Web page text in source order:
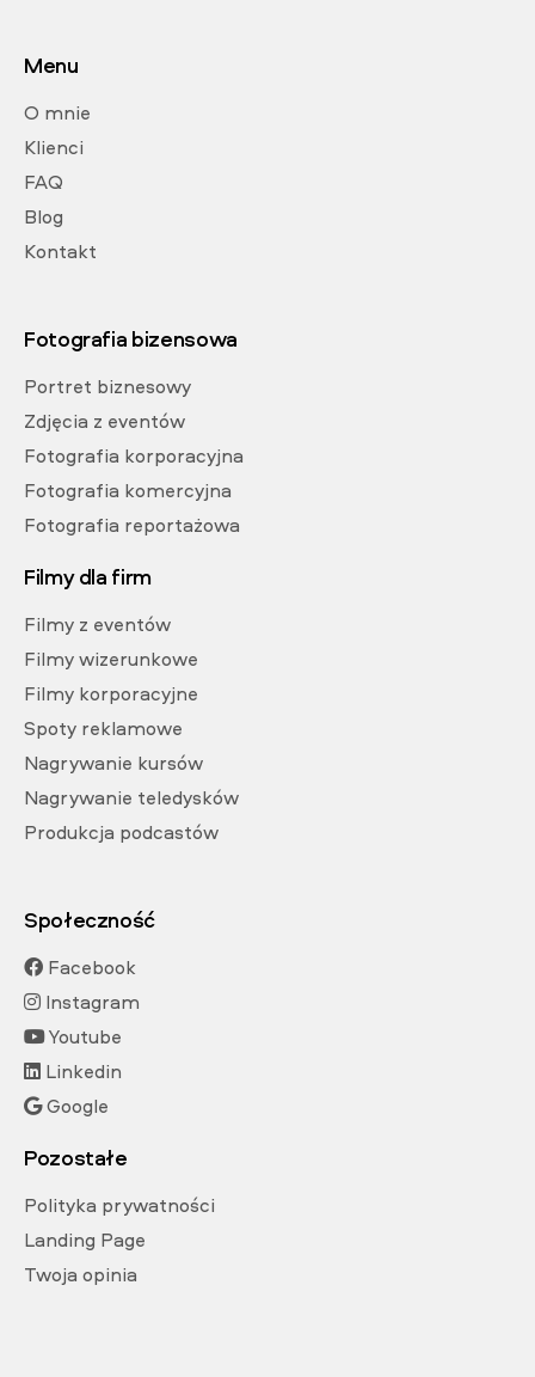
Menu
O mnie
Klienci
FAQ
Blog
Kontakt
Fotografia bizensowa
Portret biznesowy
Zdjęcia z eventów
Fotografia korporacyjna
Fotografia komercyjna
Fotografia reportażowa
Filmy dla firm
Filmy z eventów
Filmy wizerunkowe
Filmy korporacyjne
Spoty reklamowe
Nagrywanie kursów
Nagrywanie teledysków
Produkcja podcastów
Społeczność
Facebook
Instagram
Youtube
Linkedin
Google
Pozostałe
Polityka prywatności
Landing Page
Twoja opinia